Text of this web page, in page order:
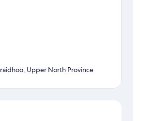
Upper North Province